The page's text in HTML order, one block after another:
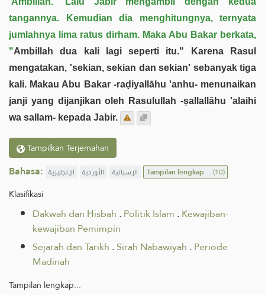
tangannya. Kemudian dia menghitungnya, ternyata
jumlahnya lima ratus dirham. Maka Abu Bakar berkata,
"Ambillah dua kali lagi seperti itu." Karena Rasul
mengatakan, 'sekian, sekian dan sekian' sebanyak tiga
kali. Makau Abu Bakar -raḍiyallāhu 'anhu- menunaikan
janji yang dijanjikan oleh Rasulullah -ṣallallāhu 'alaihi
wa sallam- kepada Jabir.
Tampilkan Terjemahan
Bahasa: الإنجليزية الأوردية الإسبانية Tampilan lengkap...(10)
Klasifikasi
Dakwah dan Ḥisbah .Politik Islam .Kewajiban-
kewajiban Pemimpin
Sejarah dan Tarikh .Sirah Nabawiyah .Periode
Madinah
Tampilan lengkap...